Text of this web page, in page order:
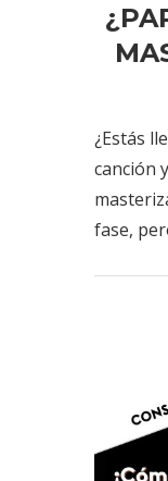
¿Estás
canción
fase,